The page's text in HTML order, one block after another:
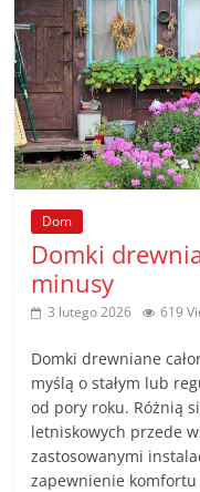
Dom
Domki
minusy
3 lutego 2026 619
Domki drewniane
myślą o stałym lub
od pory roku. Różnią
letniskowych przede
zastosowanymi
zapewnienie